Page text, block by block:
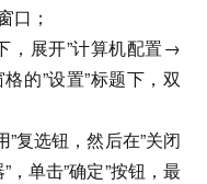
口；
，展开”计算机配置→
的”设置”标题下，双
”复选钮，然后在”关闭
，单击”确定”按钮，最